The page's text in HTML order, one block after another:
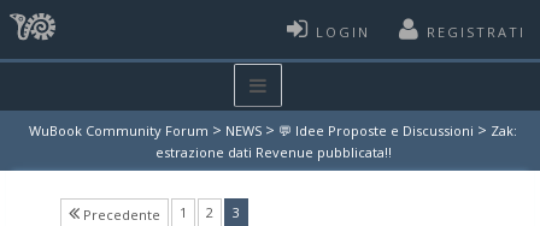
LOGIN REGISTRATI
WuBook Community Forum > NEWS > 💬 Idee Proposte e Discussioni > Zak:
estrazione dati Revenue pubblicata!!
Precedente 1 2 3(current)